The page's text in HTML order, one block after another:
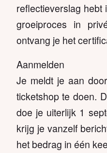
reflectieverslag hebt
groeiproces in
ontvang je het
Aanmelden
Je meldt je aan
ticketshop te doen.
doe je uiterlijk 1
krijg je vanzelf
het bedrag in één